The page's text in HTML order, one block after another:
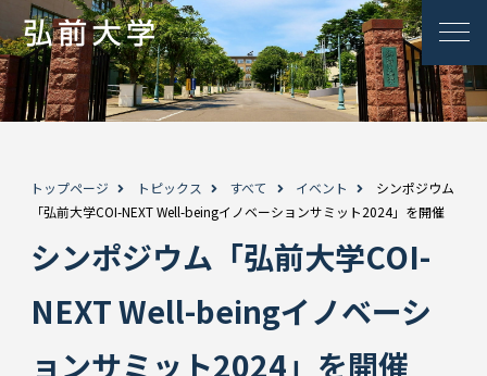
トップページ トピックス すべて イベント
シンポジウム
「弘前大学COI-NEXT Well-beingイノベーションサミット2024」を開催
シンポジウム「弘前大学COI-
NEXT Well-beingイノベーシ
ョンサミット2024」を開催